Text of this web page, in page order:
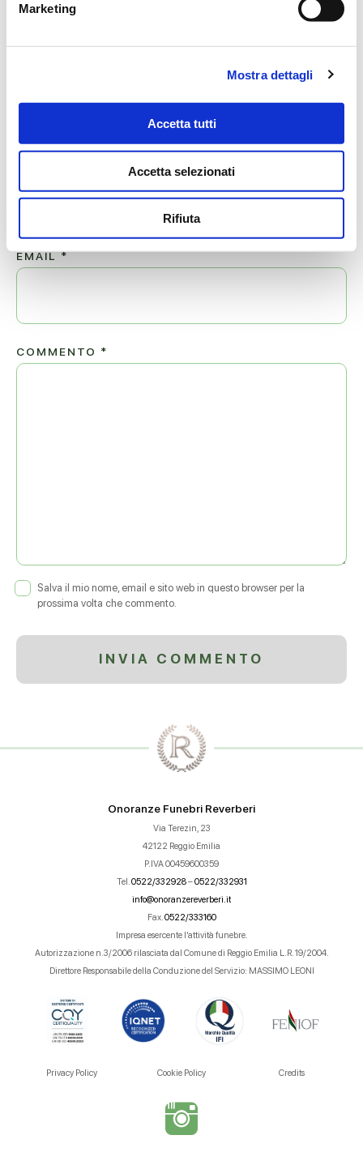
Marketing
Mostra dettagli
Accetta tutti
Accetta selezionati
Rifiuta
Lascia ora un messaggio di vicinanza alla famiglia di
Il tuo indirizzo email non sarà pubblicato.
COMMENTO *
EMAIL*
Salva il mio nome, email e sito web in questo browser per la
prossima volta che commento.
Onoranze Funebri Reverberi
Via Terezin, 23
42122 Reggio Emilia
P.IVA 00459600359
Tel. 0522/332928–0522/332931
info@onoranzereverberi.it
Fax. 0522/333160
Impresa esercente l’attività funebre.
Autorizzazione n.3/2006 rilasciata dal Comune di Reggio Emilia L.R. 19/2004.
Direttore Responsabile della Conduzione del Servizio: MASSIMO LEONI
Privacy Policy Cookie Policy Credits